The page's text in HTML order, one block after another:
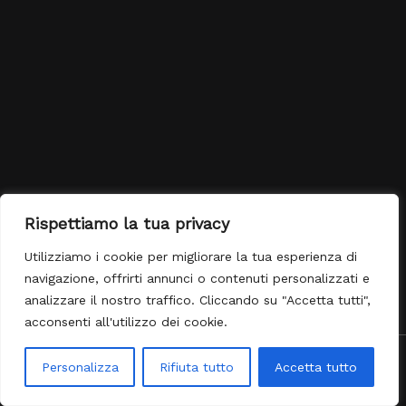
Rispettiamo la tua privacy
Utilizziamo i cookie per migliorare la tua esperienza di
navigazione, offrirti annunci o contenuti personalizzati e
analizzare il nostro traffico. Cliccando su "Accetta tutti",
acconsenti all'utilizzo dei cookie.
Personalizza Rifiuta tutto Accetta tutto
Copyright © 2026 Boma Club